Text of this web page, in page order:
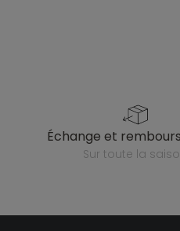
échange et
sur toute la